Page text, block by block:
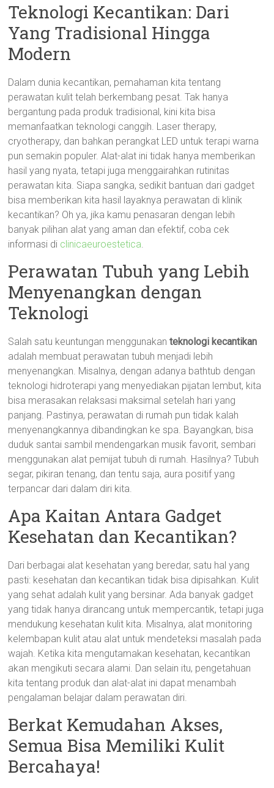
Teknologi Kecantikan: Dari
Yang Tradisional Hingga
Modern
Dalam dunia kecantikan, pemahaman kita tentang
perawatan kulit telah berkembang pesat. Tak hanya
bergantung pada produk tradisional, kini kita bisa
memanfaatkan teknologi canggih. Laser therapy,
cryotherapy, dan bahkan perangkat LED untuk terapi warna
pun semakin populer. Alat-alat ini tidak hanya memberikan
hasil yang nyata, tetapi juga menggairahkan rutinitas
perawatan kita. Siapa sangka, sedikit bantuan dari gadget
bisa memberikan kita hasil layaknya perawatan di klinik
kecantikan? Oh ya, jika kamu penasaran dengan lebih
banyak pilihan alat yang aman dan efektif, coba cek
informasi di clinicaeuroestetica.
Perawatan Tubuh yang Lebih
Menyenangkan dengan
Teknologi
Salah satu keuntungan menggunakanteknologi kecantikan
adalah membuat perawatan tubuh menjadi lebih
menyenangkan. Misalnya, dengan adanya bathtub dengan
teknologi hidroterapi yang menyediakan pijatan lembut, kita
bisa merasakan relaksasi maksimal setelah hari yang
panjang. Pastinya, perawatan di rumah pun tidak kalah
menyenangkannya dibandingkan ke spa. Bayangkan, bisa
duduk santai sambil mendengarkan musik favorit, sembari
menggunakan alat pemijat tubuh di rumah. Hasilnya? Tubuh
segar, pikiran tenang, dan tentu saja, aura positif yang
terpancar dari dalam diri kita.
Apa Kaitan Antara Gadget
Kesehatan dan Kecantikan?
Dari berbagai alat kesehatan yang beredar, satu hal yang
pasti: kesehatan dan kecantikan tidak bisa dipisahkan. Kulit
yang sehat adalah kulit yang bersinar. Ada banyak gadget
yang tidak hanya dirancang untuk mempercantik, tetapi juga
mendukung kesehatan kulit kita. Misalnya, alat monitoring
kelembapan kulit atau alat untuk mendeteksi masalah pada
wajah. Ketika kita mengutamakan kesehatan, kecantikan
akan mengikuti secara alami. Dan selain itu, pengetahuan
kita tentang produk dan alat-alat ini dapat menambah
pengalaman belajar dalam perawatan diri.
Berkat Kemudahan Akses,
Semua Bisa Memiliki Kulit
Bercahaya!